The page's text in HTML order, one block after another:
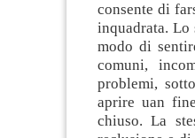
consente di
inquadrata. Lo
modo di
comuni,
problemi,
aprire uan
chiuso. La